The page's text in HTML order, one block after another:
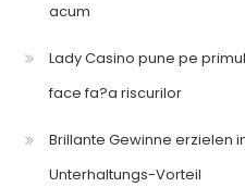
acum
Lady Casino pune pe
face fa?a riscurilor
Brillante Gewinne erzielen
Unterhaltungs-Vorteil